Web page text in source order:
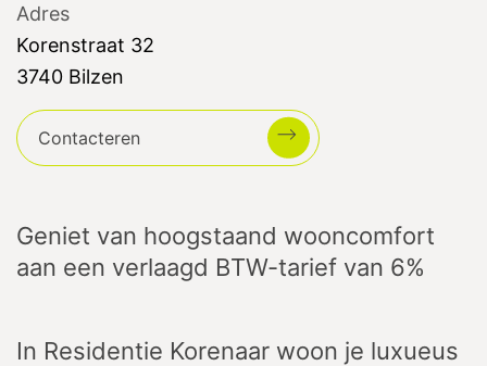
Adres
Korenstraat 32
3740 Bilzen
Contacteren
Geniet van hoogstaand wooncomfort
aan een verlaagd BTW-tarief van 6%
In Residentie Korenaar woon je luxueus